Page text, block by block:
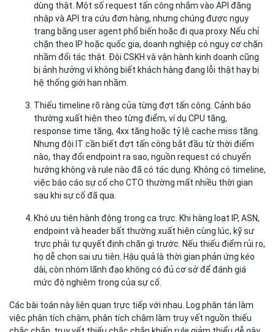
dùng thật. Một số request tấn công nhắm vào API đăng
nhập và API tra cứu đơn hàng, nhưng chúng được ngụy
trang bằng user agent phổ biến hoặc đi qua proxy. Nếu chỉ
chặn theo IP hoặc quốc gia, doanh nghiệp có nguy cơ chặn
nhầm đối tác thật. Đội CSKH và vận hành kinh doanh cũng
bị ảnh hưởng vì không biết khách hàng đang lỗi thật hay bị
hệ thống giới hạn nhầm.
Thiếu timeline rõ ràng của từng đợt tấn công. Cảnh báo
thường xuất hiện theo từng điểm, ví dụ CPU tăng,
response time tăng, 4xx tăng hoặc tỷ lệ cache miss tăng.
Nhưng đội IT cần biết đợt tấn công bắt đầu từ thời điểm
nào, thay đổi endpoint ra sao, nguồn request có chuyển
hướng không và rule nào đã có tác dụng. Không có timeline,
việc báo cáo sự cố cho CTO thường mất nhiều thời gian
sau khi sự cố đã qua.
Khó ưu tiên hành động trong ca trực. Khi hàng loạt IP, ASN,
endpoint và header bất thường xuất hiện cùng lúc, kỹ sư
trực phải tự quyết định chặn gì trước. Nếu thiếu điểm rủi ro,
họ dễ chọn sai ưu tiên. Hậu quả là thời gian phản ứng kéo
dài, còn nhóm lãnh đạo không có đủ cơ sở để đánh giá
mức độ nghiêm trọng của sự cố.
Các bài toán này liên quan trực tiếp với nhau. Log phân tán làm
việc phân tích chậm, phân tích chậm làm truy vết nguồn thiếu